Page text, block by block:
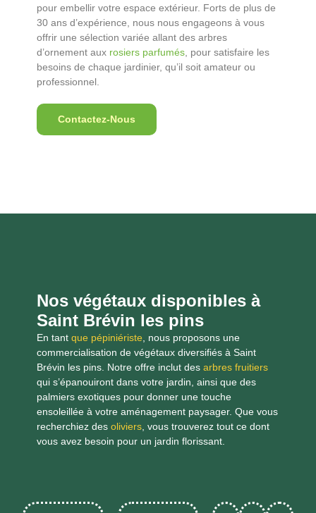
pour embellir votre espace extérieur. Forts de plus de
30 ans d’expérience, nous nous engageons à vous
offrir une sélection variée allant des arbres
d’ornement aux rosiers parfumés, pour satisfaire les
besoins de chaque jardinier, qu’il soit amateur ou
professionnel.
Contactez-Nous
Nos végétaux disponibles à
Saint Brévin les pins
En tant que pépiniériste, nous proposons une
commercialisation de végétaux diversifiés à Saint
Brévin les pins. Notre offre inclut des arbres fruitiers
qui s’épanouiront dans votre jardin, ainsi que des
palmiers exotiques pour donner une touche
ensoleillée à votre aménagement paysager. Que vous
recherchiez des oliviers, vous trouverez tout ce dont
vous avez besoin pour un jardin florissant.